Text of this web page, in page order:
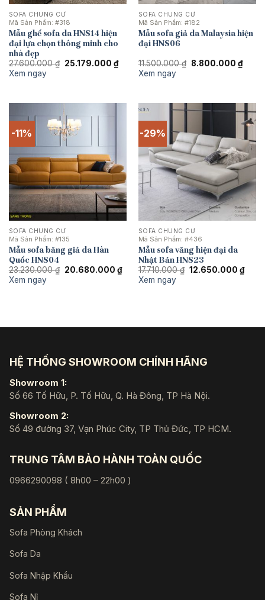
SOFA CHUNG CƯ
Mã Sản Phẩm: #318
Mẫu ghế sofa da HNS14 hiện
đại lựa chọn thông minh cho
nhà đẹp
27.600.000₫ Giá
25.179.000 ₫Giá
hiện
Xem ngay
SOFA CHUNG CƯ
Mã Sản Phẩm: #182
Mẫu sofa giả da Malaysia hiện
đại HNS06
11.500.000₫ Giá
8.800.000 ₫Giá
hiện
Xem ngay
-11%
SOFA CHUNG CƯ
Mã Sản Phẩm: #135
Mẫu sofa băng giả da Hàn
Quốc HNS04
23.230.000₫ Giá
20.680.000 ₫Giá
hiện
Xem ngay
-29%
SOFA CHUNG CƯ
Mã Sản Phẩm: #436
Mẫu sofa văng hiện đại da
Nhật Bản HNS23
17.710.000₫ Giá
12.650.000 ₫Giá
hiện
Xem ngay
HỆ THỐNG SHOWROOM CHÍNH HÃNG
Showroom 1:
Số 66 Tố Hữu, P. Tố Hữu, Q. Hà Đông, TP Hà Nội.
Showroom 2:
Số 49 đường 37, Vạn Phúc City, TP Thủ Đức, TP HCM.
TRUNG TÂM BẢO HÀNH TOÀN QUỐC
0966290098 ( 8h00 – 22h00 )
SẢN PHẨM
Sofa Phòng Khách
Sofa Da
Sofa Nhập Khẩu
Sofa Nỉ